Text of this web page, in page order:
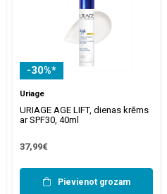
-30%*
Uriage
URIAGE AGE LIFT, dienas krēms
ar SPF30, 40ml
37,99€
Pievienot grozam